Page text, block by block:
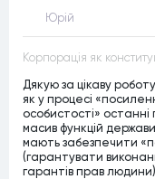
Юрій
Корпорація як
Дякую за цікаву
як у процесі
особистості»
масив функцій
мають забезпечити
(гарантувати
гарантів прав